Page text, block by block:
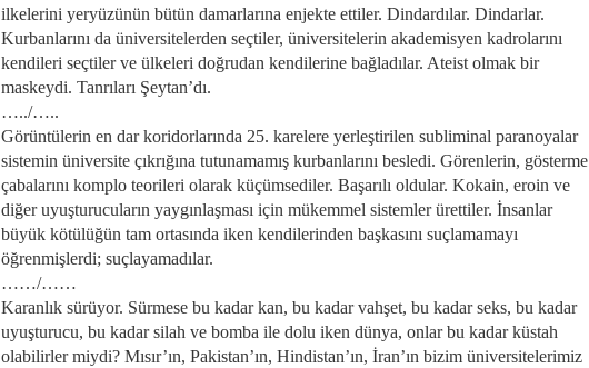
ilkelerini yeryüzünün bütün damarlarına enjekte ettiler. Dindardılar. Dindarlar.
Kurbanlarını da üniversitelerden seçtiler, üniversitelerin akademisyen kadrolarını
kendileri seçtiler ve ülkeleri doğrudan kendilerine bağladılar. Ateist olmak bir
maskeydi. Tanrıları Şeytan’dı.
…../…..
Görüntülerin en dar koridorlarında 25. karelere yerleştirilen subliminal paranoyalar
sistemin üniversite çıkrığına tutunamamış kurbanlarını besledi. Görenlerin, gösterme
çabalarını komplo teorileri olarak küçümsediler. Başarılı oldular. Kokain, eroin ve
diğer uyuşturucuların yaygınlaşması için mükemmel sistemler ürettiler. İnsanlar
büyük kötülüğün tam ortasında iken kendilerinden başkasını suçlamamayı
öğrenmişlerdi; suçlayamadılar.
……/……
Karanlık sürüyor. Sürmese bu kadar kan, bu kadar vahşet, bu kadar seks, bu kadar
uyuşturucu, bu kadar silah ve bomba ile dolu iken dünya, onlar bu kadar küstah
olabilirler miydi? Mısır’ın, Pakistan’ın, Hindistan’ın, İran’ın bizim üniversitelerimiz